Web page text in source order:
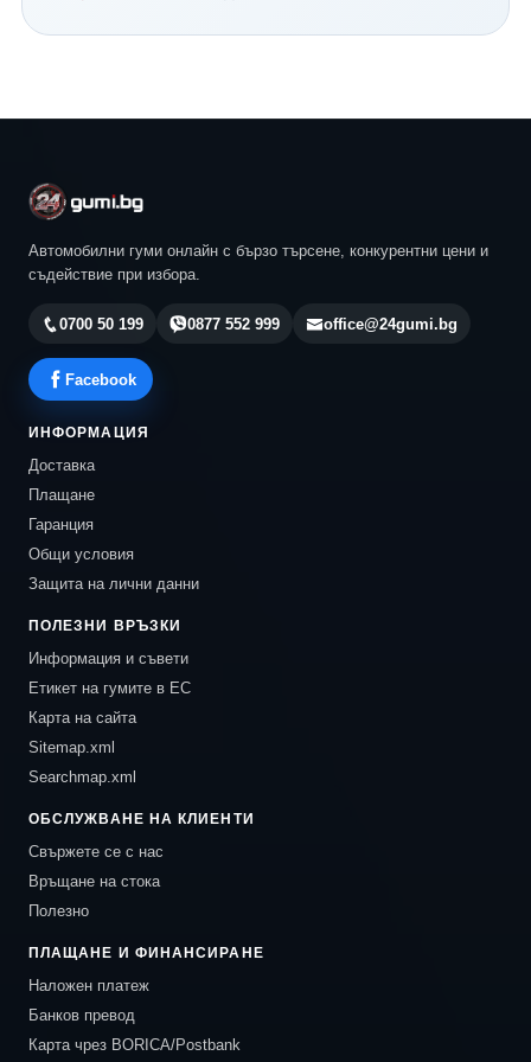
Автомобилни гуми онлайн с бързо търсене, конкурентни цени и
съдействие при избора.
0700 50 199 0877 552 999 office@24gumi.bg
Facebook
ИНФОРМАЦИЯ
Доставка
Плащане
Гаранция
Общи условия
Защита на лични данни
ПОЛЕЗНИ ВРЪЗКИ
Информация и съвети
Етикет на гумите в ЕС
Карта на сайта
Sitemap.xml
Searchmap.xml
ОБСЛУЖВАНЕ НА КЛИЕНТИ
Свържете се с нас
Връщане на стока
Полезно
ПЛАЩАНЕ И ФИНАНСИРАНЕ
Наложен платеж
Банков превод
Карта чрез BORICA/Postbank